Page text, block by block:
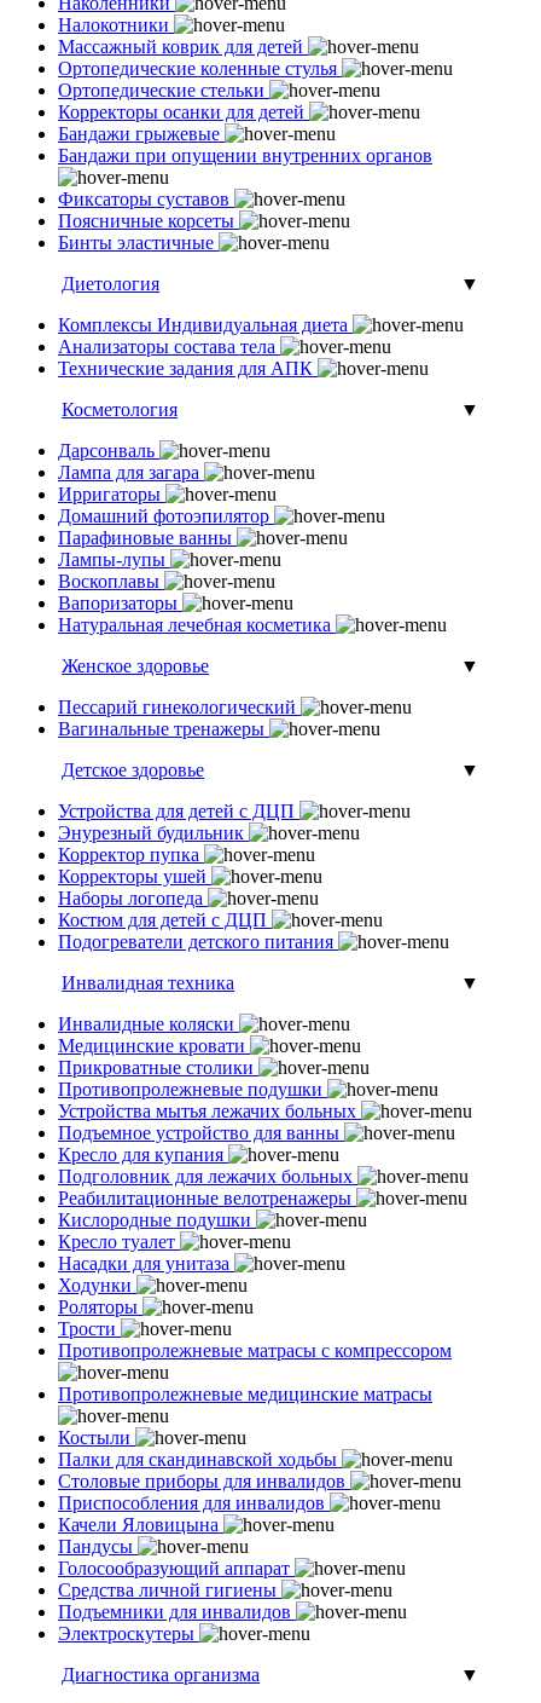
Налокотники
Массажный коврик для детей
Ортопедические коленные стулья
Ортопедические стельки
Корректоры осанки для детей
Бандажи грыжевые
Бандажи при опущении внутренних органов
Фиксаторы суставов
Поясничные корсеты
Бинты эластичные
Диетология
▼
Комплексы Индивидуальная диета
Анализаторы состава тела
Технические задания для АПК
Косметология
▼
Дарсонваль
Лампа для загара
Ирригаторы
Домашний фотоэпилятор
Парафиновые ванны
Лампы-лупы
Воскоплавы
Вапоризаторы
Натуральная лечебная косметика
Женское здоровье
▼
Пессарий гинекологический
Вагинальные тренажеры
Детское здоровье
▼
Устройства для детей с ДЦП
Энурезный будильник
Корректор пупка
Корректоры ушей
Наборы логопеда
Костюм для детей с ДЦП
Подогреватели детского питания
Инвалидная техника
▼
Инвалидные коляски
Медицинские кровати
Прикроватные столики
Противопролежневые подушки
Устройства мытья лежачих больных
Подъемное устройство для ванны
Кресло для купания
Подголовник для лежачих больных
Реабилитационные велотренажеры
Кислородные подушки
Кресло туалет
Насадки для унитаза
Ходунки
Роляторы
Трости
Противопролежневые матрасы с компрессором
Противопролежневые медицинские матрасы
Костыли
Палки для скандинавской ходьбы
Столовые приборы для инвалидов
Приспособления для инвалидов
Качели Яловицына
Пандусы
Голосообразующий аппарат
Средства личной гигиены
Подъемники для инвалидов
Электроскутеры
Диагностика организма
▼